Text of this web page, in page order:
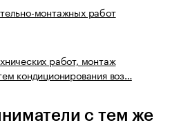
монтажных работ
работ, монтаж
кондиционирования воз…
с тем же